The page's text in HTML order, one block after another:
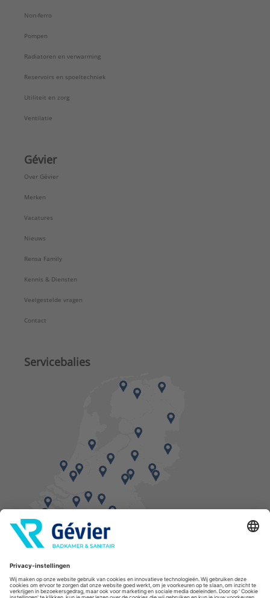
Non-ferro
Pompen
Radiatoren en verwarming
Reservoirs en spoeltechniek
Utiliteit en zorg
Ventilatie
Gévier
Over Gévier
Merken
Vacatures
Nieuws
Rensa Family
Kennis & Diensten
Veelgestelde vragen
Contact
Servicebalies
Vind een balie in de buurt
* Bestellingen geplaatst in het weekend worden, mits voorradig, dinsdag geleverd.